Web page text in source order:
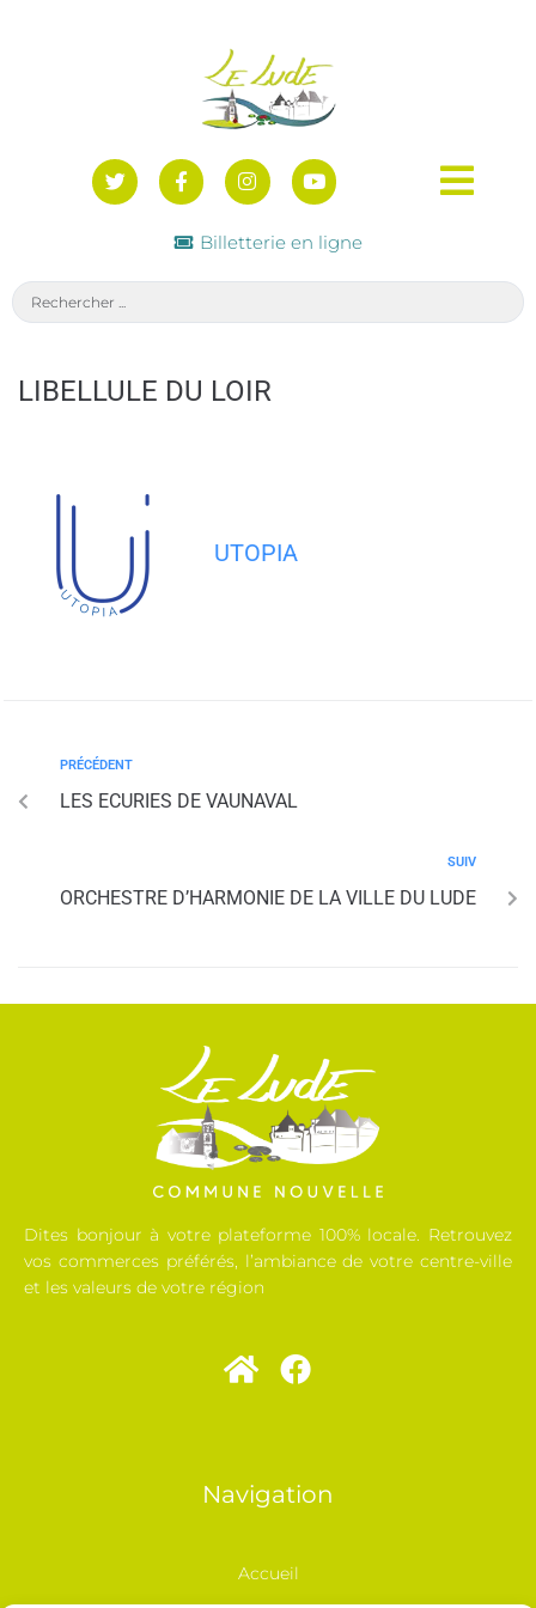
Billetterie en ligne
LIBELLULE DU LOIR
UTOPIA
PRÉCÉDENT
LES ECURIES DE VAUNAVAL
SUIV
ORCHESTRE D’HARMONIE DE LA VILLE DU LUDE
Dites bonjour à votre plateforme 100% locale. Retrouvez
vos commerces préférés, l’ambiance de votre centre-ville
et les valeurs de votre région
Navigation
Accueil